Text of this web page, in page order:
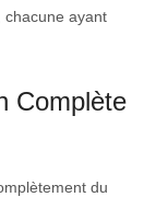
chacune ayant
du